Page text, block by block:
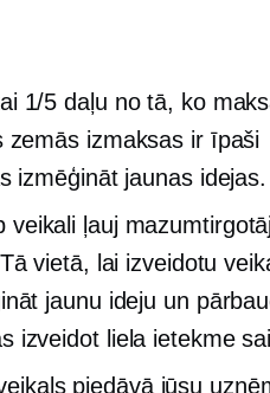
1/5 daļu no tā, ko
zemās izmaksas ir īpaši
izmēģināt jaunas idejas.
veikali ļauj
vietā, lai izveidotu
jaunu ideju un
izveidot liela ietekme
piedāvā jūsu